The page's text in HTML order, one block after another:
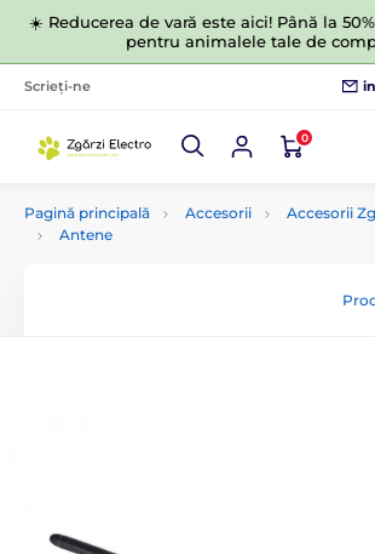
☀️ Reducerea de vară este aici! Până la
pentru animalele tale de
Scrieți-ne
0
Pagină principală Accesorii
Accesorii
Antene